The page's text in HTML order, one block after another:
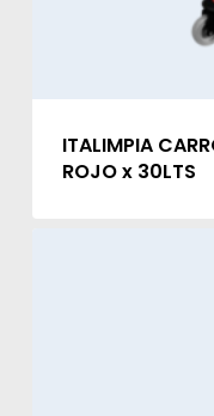
ITALIMPIA
ROJO x 30LTS